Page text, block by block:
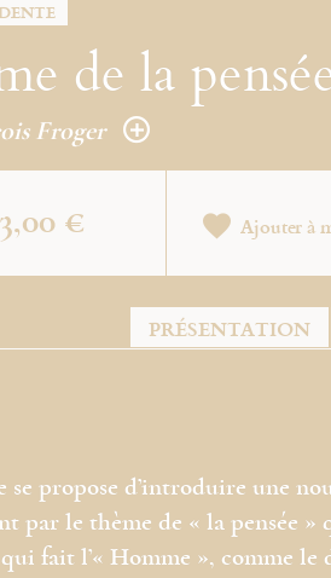
de la
Froger
€ Ajouter à
PRÉSENTATION
se propose d’introduire une
par le thème de « la pensée »
fait l’« Homme », comme le